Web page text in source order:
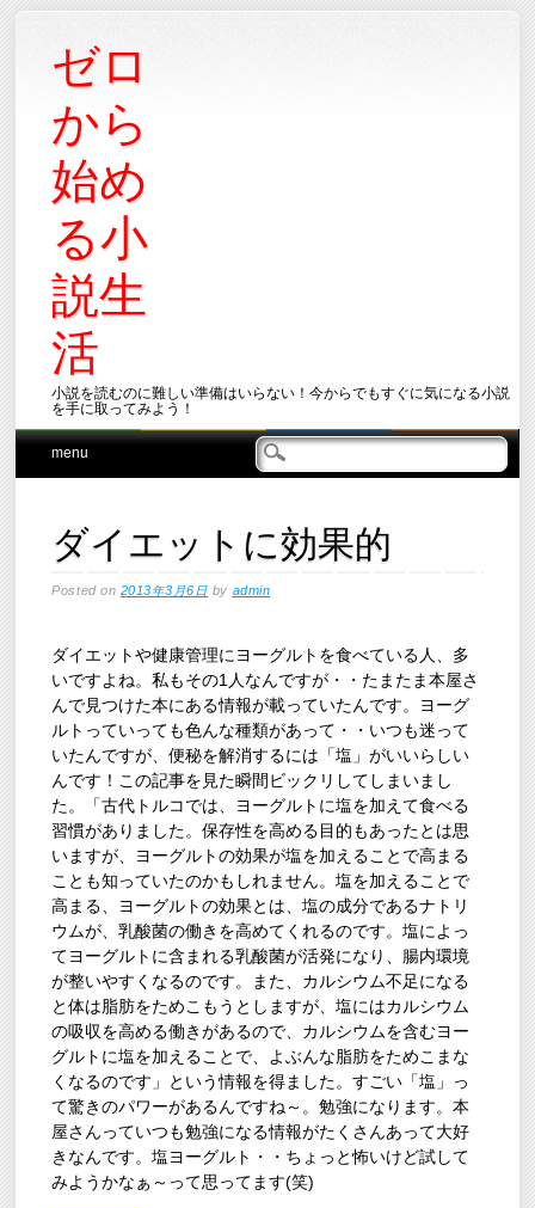
ゼロ
から
始め
る小
説生
活
小説を読むのに難しい準備はいらない！今からでもすぐに気になる小説
を手に取ってみよう！
Main menu
Skip
menu
ダイエットに効果的
Posted on 2013年3月6日 by admin
ダイエットや健康管理にヨーグルトを食べている人、多
いですよね。私もその1人なんですが・・たまたま本屋さ
んで見つけた本にある情報が載っていたんです。ヨーグ
ルトっていっても色んな種類があって・・いつも迷って
いたんですが、便秘を解消するには「塩」がいいらしい
んです！この記事を見た瞬間ビックリしてしまいまし
た。「古代トルコでは、ヨーグルトに塩を加えて食べる
習慣がありました。保存性を高める目的もあったとは思
いますが、ヨーグルトの効果が塩を加えることで高まる
ことも知っていたのかもしれません。塩を加えることで
高まる、ヨーグルトの効果とは、塩の成分であるナトリ
ウムが、乳酸菌の働きを高めてくれるのです。塩によっ
てヨーグルトに含まれる乳酸菌が活発になり、腸内環境
が整いやすくなるのです。また、カルシウム不足になる
と体は脂肪をためこもうとしますが、塩にはカルシウム
の吸収を高める働きがあるので、カルシウムを含むヨー
グルトに塩を加えることで、よぶんな脂肪をためこまな
くなるのです」という情報を得ました。すごい「塩」っ
て驚きのパワーがあるんですね～。勉強になります。本
屋さんっていつも勉強になる情報がたくさんあって大好
きなんです。塩ヨーグルト・・ちょっと怖いけど試して
みようかなぁ～って思ってます(笑)